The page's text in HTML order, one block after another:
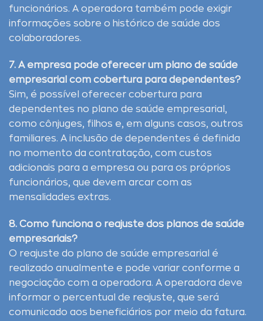
funcionários. A operadora também pode exigir
informações sobre o histórico de saúde dos
colaboradores.
7. A empresa pode oferecer um plano de saúde
empresarial com cobertura para dependentes?
Sim, é possível oferecer cobertura para
dependentes no plano de saúde empresarial,
como cônjuges, filhos e, em alguns casos, outros
familiares. A inclusão de dependentes é definida
no momento da contratação, com custos
adicionais para a empresa ou para os próprios
funcionários, que devem arcar com as
mensalidades extras.
8. Como funciona o reajuste dos planos de saúde
empresariais?
O reajuste do plano de saúde empresarial é
realizado anualmente e pode variar conforme a
negociação com a operadora. A operadora deve
informar o percentual de reajuste, que será
comunicado aos beneficiários por meio da fatura.